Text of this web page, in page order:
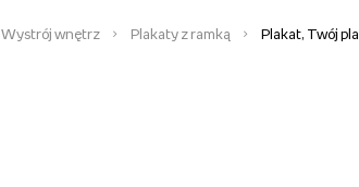
Wystrój wnętrz Plakaty z ramką Plakat, Twój